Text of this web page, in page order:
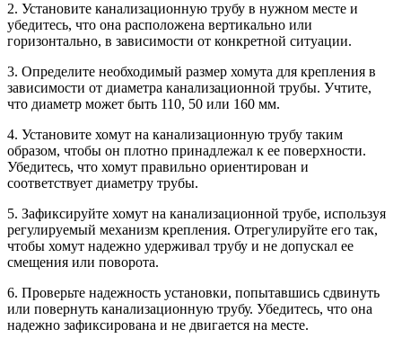
2. Установите канализационную трубу в нужном месте и
убедитесь, что она расположена вертикально или
горизонтально, в зависимости от конкретной ситуации.
3. Определите необходимый размер хомута для крепления в
зависимости от диаметра канализационной трубы. Учтите,
что диаметр может быть 110, 50 или 160 мм.
4. Установите хомут на канализационную трубу таким
образом, чтобы он плотно принадлежал к ее поверхности.
Убедитесь, что хомут правильно ориентирован и
соответствует диаметру трубы.
5. Зафиксируйте хомут на канализационной трубе, используя
регулируемый механизм крепления. Отрегулируйте его так,
чтобы хомут надежно удерживал трубу и не допускал ее
смещения или поворота.
6. Проверьте надежность установки, попытавшись сдвинуть
или повернуть канализационную трубу. Убедитесь, что она
надежно зафиксирована и не двигается на месте.